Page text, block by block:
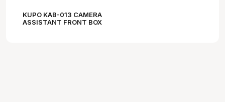
KUPO KAB-013 CAMERA
ASSISTANT FRONT BOX